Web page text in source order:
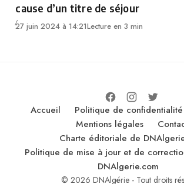
cause d’un titre de séjour
27 juin 2024 à 14:21Lecture en 3 min
Accueil Politique de confidentialité
Mentions légales
Charte éditoriale de
Politique de mise à jour et de
DNAlgerie.com
© 2026 DNAlgérie - Tout droits